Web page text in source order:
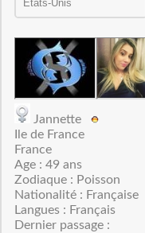
Jannette
Ile de France
France
Age : 49 ans
Zodiaque : Poisson
Nationalité : Française
Langues : Français
Dernier passage :